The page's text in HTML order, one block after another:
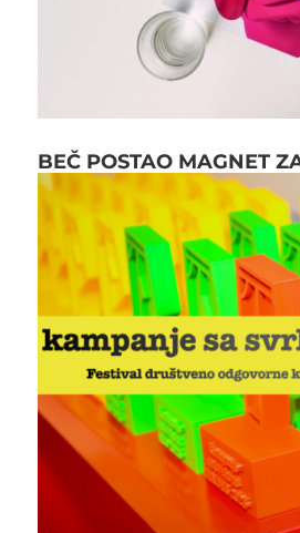
BEČ POSTAO MAGNET